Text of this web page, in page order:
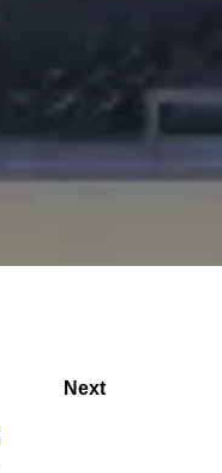
Next